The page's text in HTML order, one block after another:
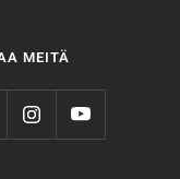
MEITÄ